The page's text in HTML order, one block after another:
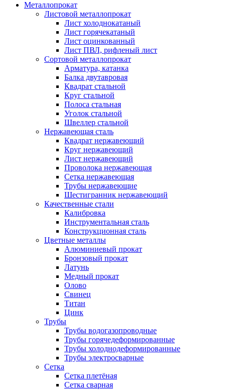
Металлопрокат
Листовой металлопрокат
Лист холоднокатаный
Лист горячекатаный
Лист оцинкованный
Лист ПВЛ, рифленый лист
Сортовой металлопрокат
Арматура, катанка
Балка двутавровая
Квадрат стальной
Круг стальной
Полоса стальная
Уголок стальной
Швеллер стальной
Нержавеющая сталь
Квадрат нержавеющий
Круг нержавеющий
Лист нержавеющий
Проволока нержавеющая
Сетка нержавеющая
Трубы нержавеющие
Шестигранник нержавеющий
Качественные стали
Калибровка
Инструментальная сталь
Конструкционная сталь
Цветные металлы
Алюминиевый прокат
Бронзовый прокат
Латунь
Медный прокат
Олово
Свинец
Титан
Цинк
Трубы
Трубы водогазопроводные
Трубы горячедеформированные
Трубы холоднодеформированные
Трубы электросварные
Сетка
Сетка плетёная
Сетка сварная